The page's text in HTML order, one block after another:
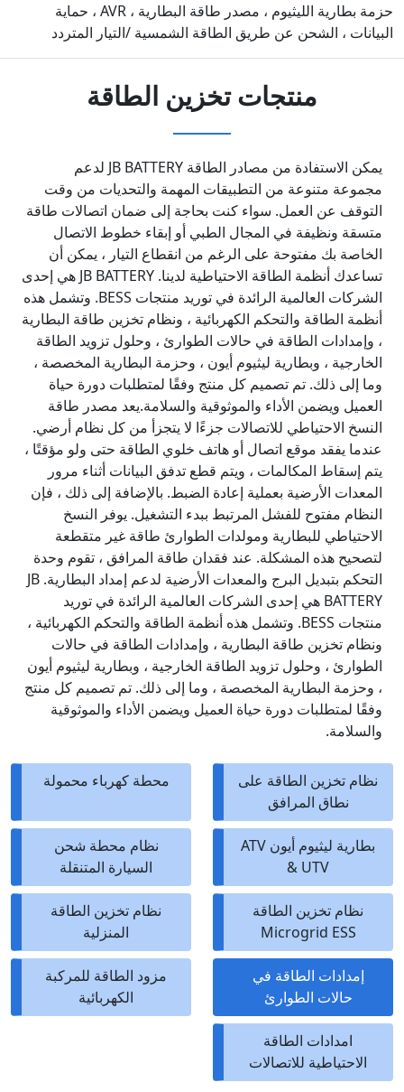
حزمة بطارية الليثيوم ، مصدر طاقة البطارية ، AVR ، حماية
البيانات ، الشحن عن طريق الطاقة الشمسية /التيار المتردد
منتجات تخزين الطاقة
يمكن الاستفادة من مصادر الطاقة JB BATTERY لدعم
مجموعة متنوعة من التطبيقات المهمة والتحديات من وقت
التوقف عن العمل. سواء كنت بحاجة إلى ضمان اتصالات طاقة
متسقة ونظيفة في المجال الطبي أو إبقاء خطوط الاتصال
الخاصة بك مفتوحة على الرغم من انقطاع التيار ، يمكن أن
تساعدك أنظمة الطاقة الاحتياطية لدينا. JB BATTERY هي إحدى
الشركات العالمية الرائدة في توريد منتجات BESS. وتشمل هذه
أنظمة الطاقة والتحكم الكهربائية ، ونظام تخزين طاقة البطارية
، وإمدادات الطاقة في حالات الطوارئ ، وحلول تزويد الطاقة
الخارجية ، وبطارية ليثيوم أيون ، وحزمة البطارية المخصصة ،
وما إلى ذلك. تم تصميم كل منتج وفقًا لمتطلبات دورة حياة
العميل ويضمن الأداء والموثوقية والسلامة.يعد مصدر طاقة
النسخ الاحتياطي للاتصالات جزءًا لا يتجزأ من كل نظام أرضي.
عندما يفقد موقع اتصال أو هاتف خلوي الطاقة حتى ولو مؤقتًا ،
يتم إسقاط المكالمات ، ويتم قطع تدفق البيانات أثناء مرور
المعدات الأرضية بعملية إعادة الضبط. بالإضافة إلى ذلك ، فإن
النظام مفتوح للفشل المرتبط ببدء التشغيل. يوفر النسخ
الاحتياطي للبطارية ومولدات الطوارئ طاقة غير متقطعة
لتصحيح هذه المشكلة. عند فقدان طاقة المرافق ، تقوم وحدة
التحكم بتبديل البرج والمعدات الأرضية لدعم إمداد البطارية. JB
BATTERY هي إحدى الشركات العالمية الرائدة في توريد
منتجات BESS. وتشمل هذه أنظمة الطاقة والتحكم الكهربائية ،
ونظام تخزين طاقة البطارية ، وإمدادات الطاقة في حالات
الطوارئ ، وحلول تزويد الطاقة الخارجية ، وبطارية ليثيوم أيون
، وحزمة البطارية المخصصة ، وما إلى ذلك. تم تصميم كل منتج
وفقًا لمتطلبات دورة حياة العميل ويضمن الأداء والموثوقية
والسلامة.
نظام تخزين الطاقة على
نطاق المرافق
محطة كهرباء محمولة
بطارية ليثيوم أيون ATV
& UTV
نظام محطة شحن
السيارة المتنقلة
نظام تخزين الطاقة
Microgrid ESS
نظام تخزين الطاقة
المنزلية
إمدادات الطاقة في
حالات الطوارئ
مزود الطاقة للمركبة
الكهربائية
امدادات الطاقة
الاحتياطية للاتصالات